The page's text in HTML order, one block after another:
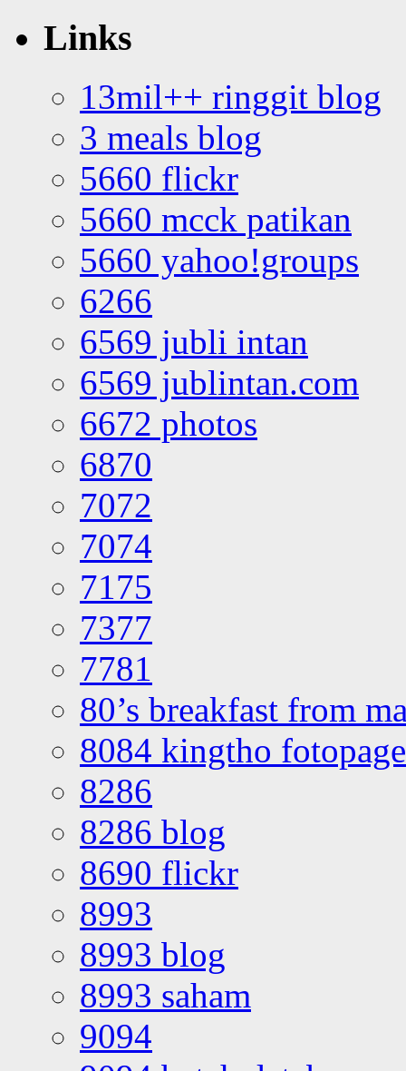
Links
13mil++ ringgit blog
3 meals blog
5660 flickr
5660 mcck patikan
5660 yahoo!groups
6266
6569 jubli intan
6569 jublintan.com
6672 photos
6870
7072
7074
7175
7377
7781
80’s breakfast from
8084 kingtho
8286
8286 blog
8690 flickr
8993
8993 blog
8993 saham
9094